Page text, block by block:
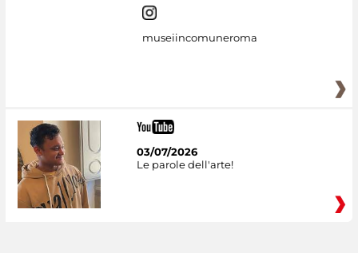
museiincomuneroma
03/07/2026
Le parole dell'arte!